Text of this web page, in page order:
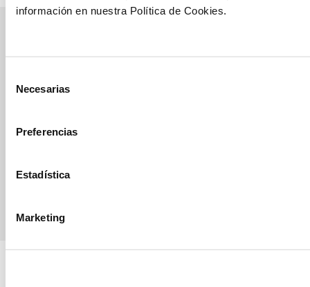
información en nuestra Política de Cookies.
Necesarias
Preferencias
Estadística
Marketing
croptology
webinars, asesoramiento técnico y nuestra newsletter.